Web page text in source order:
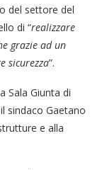
del settore del
di “realizzare
grazie ad un
sicurezza”.
Sala Giunta di
sindaco Gaetano
e alla